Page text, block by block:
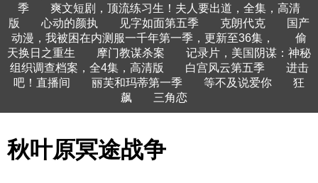
季
爽文短剧，顶流练习生！夫人要出道，全集，高清
版
心动的颜执 见字如面第五季 克朗代克
国产
动漫，我被困在内测服一千年第一季，更新至36集，
偷
天换日之重生
摩门教谋杀案
记录片，美国阴谋：神秘
组织调查档案，全4集，高清版
白宫风云第五季
进击
吧！直播间
丽芙和玛蒂第一季 等不及说爱你
狂
飙
三角恋
秋叶原冥途战争